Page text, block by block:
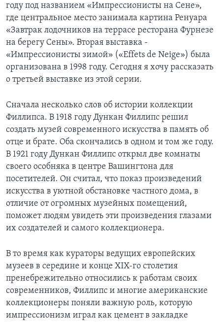
АМЕРИКА. БОЛЬШОЕ ПУТЕШЕСТВИЕ
ПОДПИСКА НА НОВОСТИ
Learning English
СОЦИАЛЬНЫЕ СЕТИ
Языки
году под названием «Импрессионисты на Сене»,
где центральное место занимала картина Ренуара
«Завтрак лодочников на террасе ресторана Фурнезе
на берегу Сены». Вторая выставка -
«Импрессионисты зимой» («Effets de Neige») была
организована в 1998 году. Сегодня я хочу рассказать
о третьей выставке из этой серии.
Сначала несколько слов об истории коллекции
Филлипса. В 1918 году Дункан Филлипс решил
создать музей современного искусства в память об
отце и брате. Оба скончались в одном и том же году.
В 1921 году Дункан Филлипс открыл две комнаты
своего особняка в центре Вашингтона для
посетителей. Он считал, что показ произведений
искусства в уютной обстановке частного дома, в
отличие от огромных музейных помещений,
поможет людям увидеть эти произведения глазами
их создателей и самого коллекционера.
В то время как кураторы ведущих европейских
музеев в середине и конце XIX-го столетия
пренебрежительно относились к работам своих
современников, Филлипс и многие американские
коллекционеры поняли важную роль, которую
импрессионизм играл как цемент в закладке